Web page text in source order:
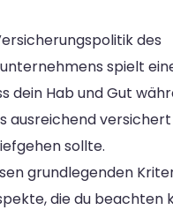
des
spielt
dein Hab und Gut
ausreichend
sollte.
grundlegenden
die du beachten